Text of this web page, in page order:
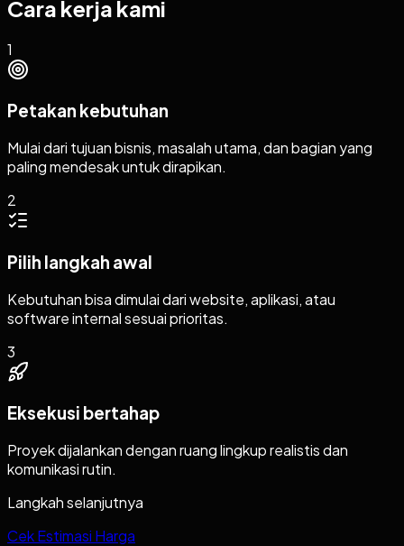
Cara kerja kami
1
Petakan kebutuhan
Mulai dari tujuan bisnis, masalah utama, dan bagian yang
paling mendesak untuk dirapikan.
2
Pilih langkah awal
Kebutuhan bisa dimulai dari website, aplikasi, atau
software internal sesuai prioritas.
3
Eksekusi bertahap
Proyek dijalankan dengan ruang lingkup realistis dan
komunikasi rutin.
Langkah selanjutnya
Cek Estimasi Harga